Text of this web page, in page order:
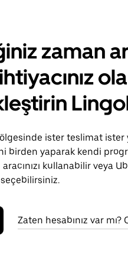
zaman
ister teslimat ister
birden yaparak kendi
aracınızı kullanabilir veya
Zaten hesabınız var mı?